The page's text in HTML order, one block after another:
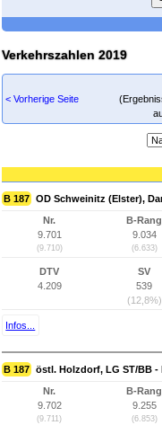
Verkehrszahlen 2019
< Vorherige Seite
B 187 OD Schweinitz (Elster),
Nr.
9.701
(9.710)
B-Rang
9.034
(6.633)
DTV
4.209
SV
539
(12,8%)
Infos...
B 187 östl. Holzdorf, LG ST/BB -
Nr.
9.702
(9.711)
B-Rang
9.255
(6.853)